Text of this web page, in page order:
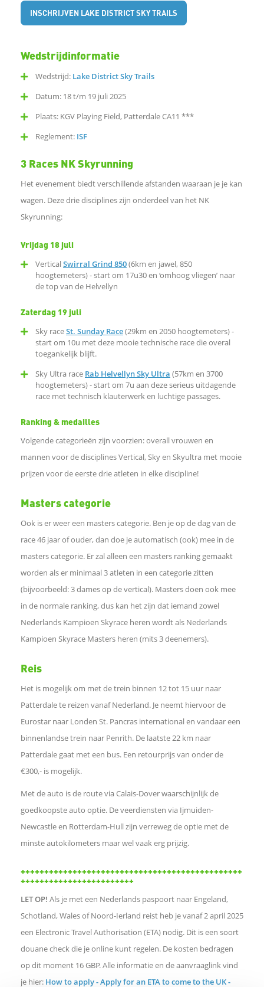
b
k
e
e
n
o
p
L
n
k
e
n
h
a
p
L
n
k
m
INSCHRIJVEN LAKE DISTRICT SKY TRAILS
Wedstrijdinformatie
Wedstrijd: Lake District Sky Trails
Datum: 18 t/m 19 juli 2025
Plaats: KGV Playing Field, Patterdale CA11 ***
Reglement: ISF
3 Races NK Skyrunning
Het evenement biedt verschillende afstanden waaraan je je kan
wagen. Deze drie disciplines zijn onderdeel van het NK
Skyrunning:
Vrijdag 18 juli
VerticalSwirral Grind 850(6km en jawel, 850
hoogtemeters) - start om 17u30 en ‘omhoog vliegen’ naar
de top van de Helvellyn
Zaterdag 19 juli
Sky raceSt. Sunday Race(29km en 2050 hoogtemeters) -
start om 10u met deze mooie technische race die overal
toegankelijk blijft.
Sky Ultra race Rab Helvellyn Sky Ultra (57km en 3700
hoogtemeters) - start om 7u aan deze serieus uitdagende
race met technisch klauterwerk en luchtige passages.
Ranking & medailles
Volgende categorieën zijn voorzien: overall vrouwen en
mannen voor de disciplines Vertical, Sky en Skyultra met mooie
prijzen voor de eerste drie atleten in elke discipline!
Masters categorie
Ook is er weer een masters categorie. Ben je op de dag van de
race 46 jaar of ouder, dan doe je automatisch (ook) mee in de
masters categorie. Er zal alleen een masters ranking gemaakt
worden als er minimaal 3 atleten in een categorie zitten
(bijvoorbeeld: 3 dames op de vertical). Masters doen ook mee
in de normale ranking, dus kan het zijn dat iemand zowel
Nederlands Kampioen Skyrace heren wordt als Nederlands
Kampioen Skyrace Masters heren (mits 3 deenemers).
Reis
Het is mogelijk om met de trein binnen 12 tot 15 uur naar
Patterdale te reizen vanaf Nederland. Je neemt hiervoor de
Eurostar naar Londen St. Pancras international en vandaar een
binnenlandse trein naar Penrith. De laatste 22 km naar
Patterdale gaat met een bus. Een retourprijs van onder de
€300,- is mogelijk.
Met de auto is de route via Calais-Dover waarschijnlijk de
goedkoopste auto optie. De veerdiensten via Ijmuiden-
Newcastle en Rotterdam-Hull zijn verreweg de optie met de
minste autokilometers maar wel vaak erg prijzig.
+++++++++++++++++++++++++++++++++++++++++++++++
++++++++++++++++++++++++
LET OP! Als je met een Nederlands paspoort naar Engeland,
Schotland, Wales of Noord-Ierland reist heb je vanaf 2 april 2025
een Electronic Travel Authorisation (ETA) nodig. Dit is een soort
douane check die je online kunt regelen. De kosten bedragen
op dit moment 16 GBP. Alle informatie en de aanvraaglink vind
je hier: How to apply - Apply for an ETA to come to the UK -